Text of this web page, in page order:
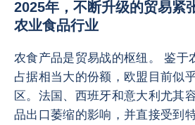
2025年，不断升级的贸易紧
农业食品行业
农食产品是贸易战的枢纽。 鉴于
占据相当大的份额，欧盟目前似
区。法国、西班牙和意大利尤其
品出口萎缩的影响，并直接受到